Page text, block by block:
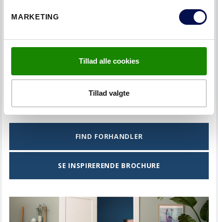
MARKETING
Tillad alle cookies
Tillad valgte
det meget vigtigt, at du overfladebehandler den straks,
for at beskytte overfladen mod slitage fra vejr, vind og
Se galleri med indvendige egetræsdøre og yderdøre i eg.
FIND FORHANDLER
SE INSPIRERENDE BROCHURE